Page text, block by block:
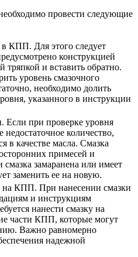
провести следующие
КПП. Для этого следует
конструкцией
тряпкой и вставить обратно.
уровень смазочного
необходимо долить
указанного в инструкции
Если при проверке уровня
количество,
в качестве масла. Смазка
примесей и
замаранена или имеет
заменить ее на новую.
на КПП. При нанесении смазки
и инструкциям
нанести смазку на
части КПП, которые могут
Важно равномерно
надежной